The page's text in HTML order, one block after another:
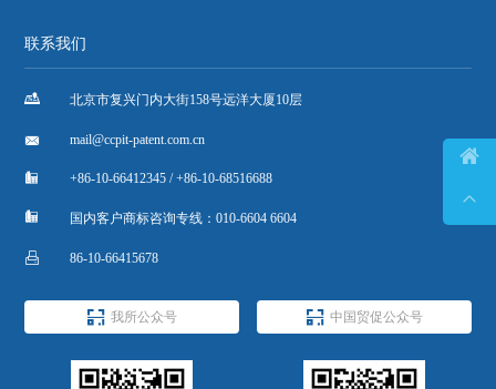
联系我们
 北京市复兴门内大街158号远洋大厦10层
 mail@ccpit-patent.com.cn
 +86-10-66412345 / +86-10-68516688
 国内客户商标咨询专线：010-6604 6604
 86-10-66415678
 我所公众号  中国贸促公众号

